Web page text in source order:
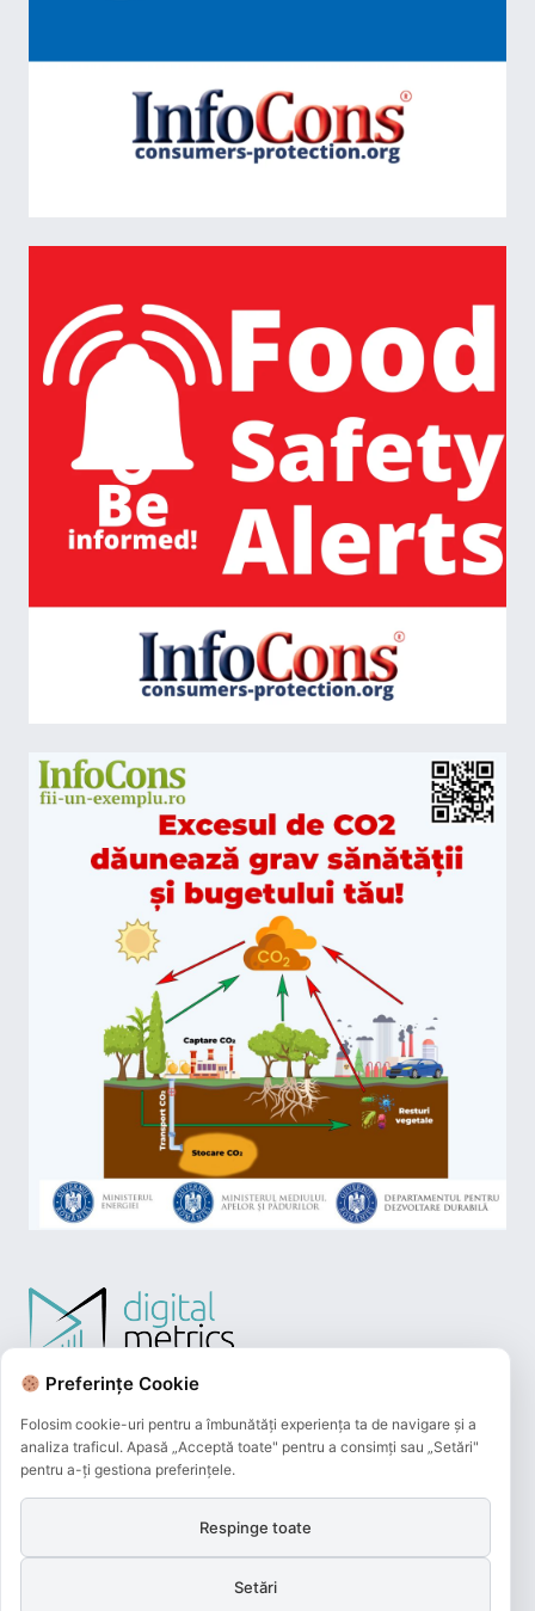
Plățile online efectuate pe acest site
sunt procesate de către Netopia Payments
și beneficiază de 3D-Secure.
Preferințe Cookie
Folosim cookie-uri pentru a îmbunătăți experiența ta de navigare și a
analiza traficul. Apasă „Acceptă toate" pentru a consimți sau „Setări"
pentru a-ți gestiona preferințele.
Respinge toate
Setări